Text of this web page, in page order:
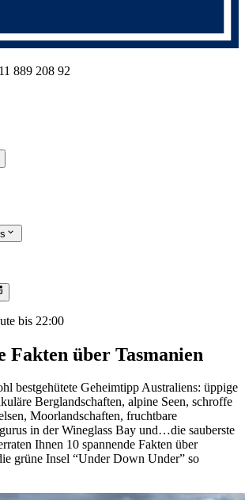
889 208 92
bis 22:00
Fakten über Tasmanien
bestgehütete Geheimtipp Australiens: üppige
Berglandschaften, alpine Seen, schroffe
Moorlandschaften, fruchtbare
in der Wineglass Bay und…die sauberste
Ihnen 10 spannende Fakten über
grüne Insel “Under Down Under” so